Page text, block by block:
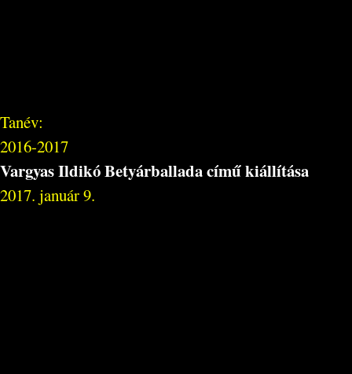
Tanév:
2016-2017
Vargyas Ildikó Betyárballada című kiállítása
2017. január 9.